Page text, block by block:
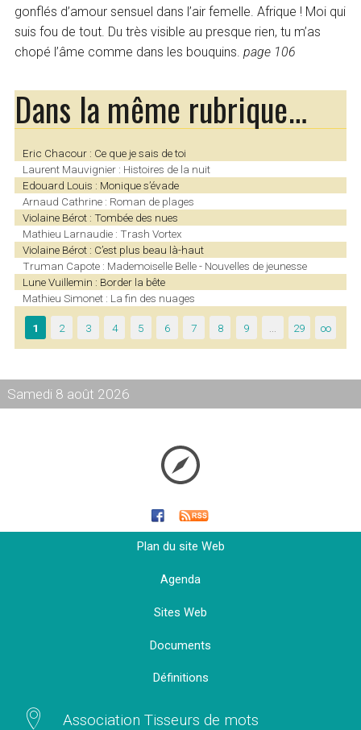
gonflés d’amour sensuel dans l’air femelle. Afrique ! Moi qui
suis fou de tout. Du très visible au presque rien, tu m’as
chopé l’âme comme dans les bouquins.page 106
Dans la même rubrique…
Eric Chacour : Ce que je sais de toi
Laurent Mauvignier : Histoires de la nuit
Edouard Louis : Monique s’évade
Arnaud Cathrine : Roman de plages
Violaine Bérot : Tombée des nues
Mathieu Larnaudie : Trash Vortex
Violaine Bérot : C’est plus beau là-haut
Truman Capote : Mademoiselle Belle - Nouvelles de jeunesse
Lune Vuillemin : Border la bête
Mathieu Simonet : La fin des nuages
1 2 3 4 5 6 7 8 9 29 ∞
Samedi 8 août 2026
Plan du site Web
Agenda
Sites Web
Documents
Définitions
Association Tisseurs de mots